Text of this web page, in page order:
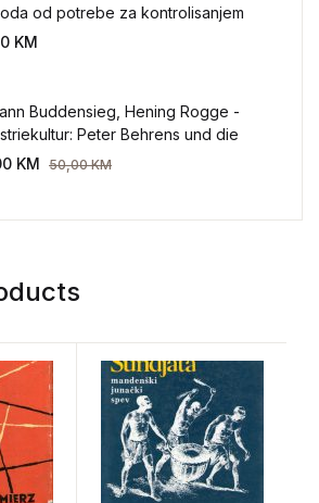
od potrebe za kontrolisanjem
KM
Buddensieg, Hening Rogge -
Peter Behrens und die
1907-1914.
KM 50,00KM